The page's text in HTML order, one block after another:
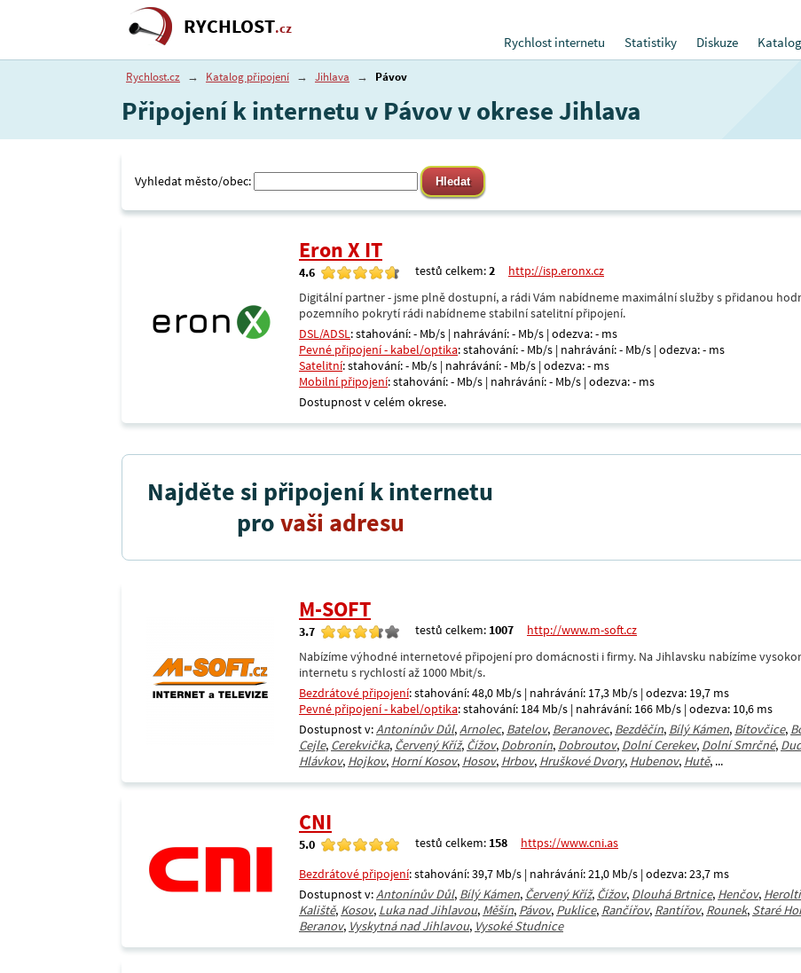
RYCHLOST.cz
Rychlost internetu
Statistiky Diskuze
Rychlost.cz → Katalog připojení → Jihlava → Pávov
Připojení k internetu v Pávov v okrese Jihlava
Vyhledat město/obec:
Eron X IT
4.6 testů celkem:2
http://isp.eronx.cz
Digitální partner - jsme plně dostupní, a rádi Vám nabídneme maximální služby s přidanou
pozemního pokrytí rádi nabídneme stabilní satelitní připojení.
DSL/ADSL: stahování: - Mb/s | nahrávání: - Mb/s | odezva: - ms
Pevné připojení - kabel/optika: stahování: - Mb/s | nahrávání: - Mb/s | odezva: - ms
Satelitní: stahování: - Mb/s | nahrávání: - Mb/s | odezva: - ms
Mobilní připojení: stahování: - Mb/s | nahrávání: - Mb/s | odezva: - ms
Dostupnost v celém okrese.
Najděte si připojení k internetu
provaši adresu
M-SOFT
3.7 testů celkem: 1007
http://www.m-soft.cz
Nabízíme výhodné internetové připojení pro domácnosti i firmy. Na Jihlavsku nabízíme
internetu s rychlostí až 1000 Mbit/s.
Bezdrátové připojení: stahování: 48,0 Mb/s | nahrávání: 17,3 Mb/s | odezva: 19,7 ms
Pevné připojení - kabel/optika: stahování: 184 Mb/s | nahrávání: 166 Mb/s | odezva: 10,6 ms
Dostupnost v:Antonínův Důl,Arnolec, Batelov, Beranovec, Bezděčín, Bílý Kámen, Bítovčice,
Cejle, Cerekvička, Červený Kříž, Čížov, Dobronín, Dobroutov, Dolní Cerekev, Dolní Smrčné,
Hlávkov, Hojkov, Horní Kosov, Hosov, Hrbov, Hruškové Dvory, Hubenov, Hutě, ...
CNI
5.0 testů celkem: 158
https://www.cni.as
Bezdrátové připojení: stahování: 39,7 Mb/s | nahrávání: 21,0 Mb/s | odezva: 23,7 ms
Dostupnost v:Antonínův Důl, Bílý Kámen, Červený Kříž, Čížov, Dlouhá Brtnice, Henčov,
Kaliště, Kosov, Luka nad Jihlavou, Měšín, Pávov, Puklice, Rančířov, Rantířov, Rounek, Staré
Beranov, Vyskytná nad Jihlavou, Vysoké Studnice